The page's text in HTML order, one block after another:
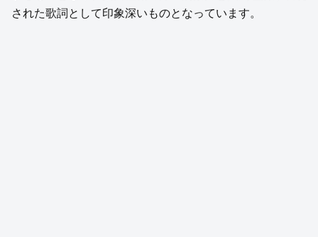
された歌詞として印象深いものとなっています。